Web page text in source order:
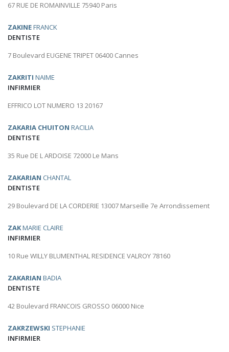
67 RUE DE ROMAINVILLE 75940 Paris
ZAKINEFRANCK
DENTISTE
7 Boulevard EUGENE TRIPET 06400 Cannes
ZAKRITI NAIME
INFIRMIER
EFFRICO LOT NUMERO 13 20167
ZAKARIA CHUITON RACILIA
DENTISTE
35 Rue DE L ARDOISE 72000 Le Mans
ZAKARIAN CHANTAL
DENTISTE
29 Boulevard DE LA CORDERIE 13007 Marseille 7e Arrondissement
ZAKMARIE CLAIRE
INFIRMIER
10 Rue WILLY BLUMENTHAL RESIDENCE VALROY 78160
ZAKARIAN BADIA
DENTISTE
42 Boulevard FRANCOIS GROSSO 06000 Nice
ZAKRZEWSKI STEPHANIE
INFIRMIER